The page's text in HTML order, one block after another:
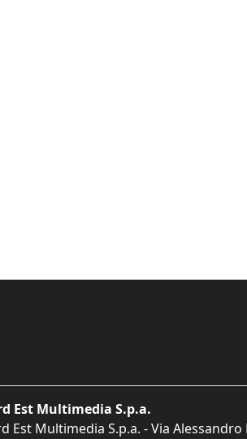
Est Multimedia S.p.a.
Est Multimedia S.p.a. - Via Alessandro